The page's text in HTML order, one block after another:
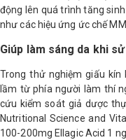
động lên quá trình tăng
như các hiệu ứng ức chế
Giúp làm sáng da khi
Trong thử nghiệm giấu
lầm từ phía người làm thí
cứu kiểm soát giả dược
Nutritional Science and
100-200mg Ellagic Acid 1